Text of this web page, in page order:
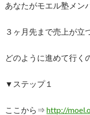
あなたがモエル塾メン
３ヶ月先まで売上が立
どのように進めて行く
▼ステップ１
ここから⇒ http://